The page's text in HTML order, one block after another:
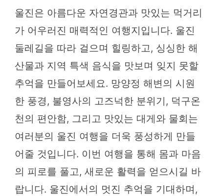
울진은 아름다운 자연경관과 맛있는 먹거리
가 어우러진 매력적인 여행지입니다. 울진
둘레길을 따라 걸으며 힐링하고, 싱싱한 해
산물과 지역 특색 음식을 맛보며 잊지 못할
추억을 만들어보세요. 망양정 해변의 시원
한 풍경, 불영사의 고즈넉한 분위기, 덕구온
천의 편안함, 그리고 맛있는 대게와 물회는
여러분의 울진 여행을 더욱 풍성하게 만들
어줄 것입니다. 이번 여행을 통해 몸과 마음
의 피로를 풀고, 새로운 활력을 얻으시길 바
랍니다. 울진에서의 멋진 추억을 기대하며,